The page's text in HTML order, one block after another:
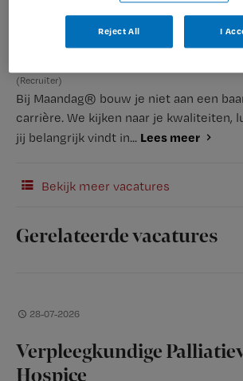
(Recruiter)
Bij Maandag® bouw je niet aan een
carrière. We kijken naar je kwaliteiten,
jij belangrijk vindt in... Lees meer
Bekijk meer vacatures
Gerelateerde vacatures
28-07-2026
Verpleegkundige
Reject All I